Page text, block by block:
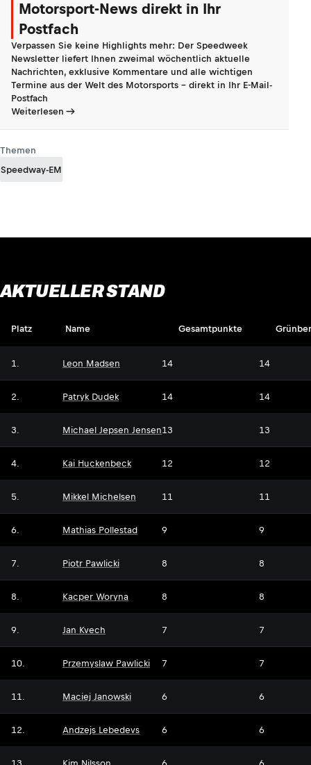
Motorsport-News direkt in Ihr
Postfach
Verpassen Sie keine Highlights mehr: Der Speedweek
Newsletter liefert Ihnen zweimal wöchentlich aktuelle
Nachrichten, exklusive Kommentare und alle wichtigen
Termine aus der Welt des Motorsports - direkt in Ihr E-Mail-
Postfach
Weiterlesen
Themen
Speedway-EM
AKTUELLER STAND
Platz Name Gesamtpunkte
1. Leon Madsen 14 14
2. Patryk Dudek 14 14
3. Michael Jepsen Jensen13 13
4. Kai Huckenbeck 12 12
5. Mikkel Michelsen 11 11
6. Mathias Pollestad 9 9
7. Piotr Pawlicki 8 8
8. Kacper Woryna 8 8
9. Jan Kvech 7 7
10. Przemyslaw Pawlicki 7 7
11. Maciej Janowski 6 6
12. Andzejs Lebedevs 6 6